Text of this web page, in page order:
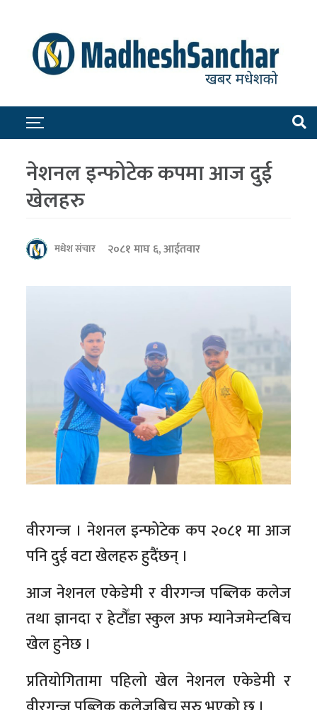
नेशनल इन्फोटेक कपमा आज दुई
खेलहरु
मधेश संचार २०८१ माघ ६, आईतवार
वीरगन्ज । नेशनल इन्फोटेक कप २०८१ मा आज
पनि दुई वटा खेलहरु हुदैंछन् ।
आज नेशनल एकेडेमी र वीरगन्ज पब्लिक कलेज
तथा ज्ञानदा र हेटौँडा स्कुल अफ म्यानेजमेन्टबिच
खेल हुनेछ ।
प्रतियोगितामा पहिलो खेल नेशनल एकेडेमी र